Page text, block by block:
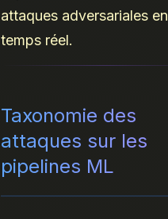
attaques adversariales en
temps réel.
Taxonomie des
attaques sur les
pipelines ML